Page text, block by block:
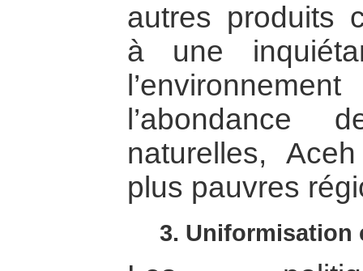
autres produits
à une
l’abondance
naturelles,
plus pauvres
3. Uniformisation